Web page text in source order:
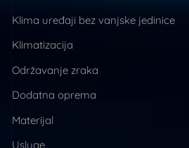
Klima uređaji bez vanjske jedinice
Klimatizacija
Održavanje zraka
Dodatna oprema
Materijal
Usluge